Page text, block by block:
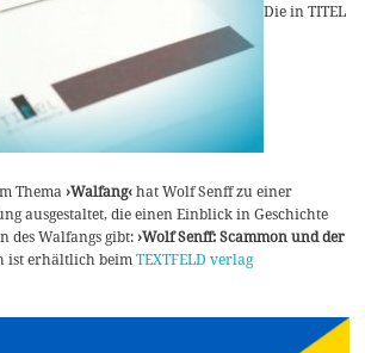
Die in TITEL
Thema›Walfang‹hat Wolf Senff zu einer
ausgestaltet, die einen Einblick in Geschichte
des Walfangs gibt:›Wolf Senff: Scammon und der
ist erhältlich beimTEXTFELD verlag